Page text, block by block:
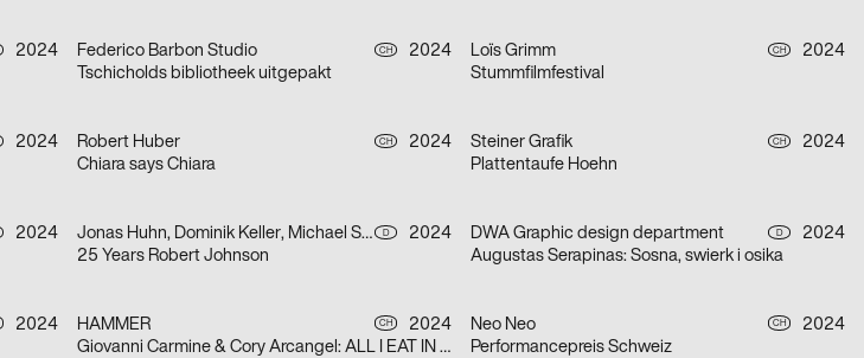
2024
Federico Barbon Studio CH
2024
Tschicholds bibliotheek uitgepakt
Loïs Grimm CH
2024
Stummfilmfestival
2024
Robert Huber CH
2024
Chiara says Chiara
Steiner Grafik CH
2024
Plattentaufe Hoehn
2024
Jonas Huhn, Dominik Keller, Michael Satter D
2024
25 Years Robert Johnson
DWA Graphic design department D
2024
Augustas Serapinas: Sosna, swierk i osika
2024
HAMMER CH
2024
Giovanni Carmine & Cory Arcangel: ALL I EAT IN A DAY
Neo Neo CH
2024
Performancepreis Schweiz